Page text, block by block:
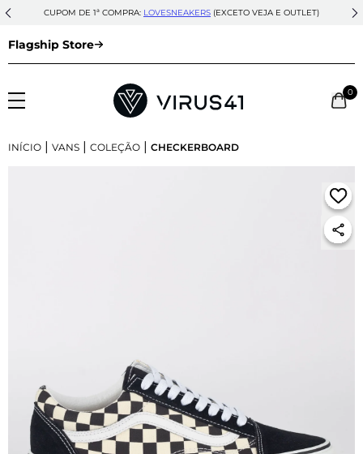
CUPOM DE 1ª COMPRA: LOVESNEAKERS (EXCETO VEJA E OUTLET)
Flagship Store
0
INÍCIO | VANS | COLEÇÃO | CHECKERBOARD